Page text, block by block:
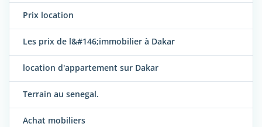
Prix location
Les prix de l&#146;immobilier à Dakar
location d'appartement sur Dakar
Terrain au senegal.
Achat mobiliers